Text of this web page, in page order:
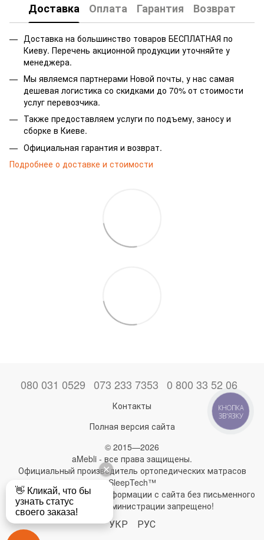
Доставка Оплата Гарантия Возврат
Доставка на большинство товаров БЕСПЛАТНАЯ по
Киеву. Перечень акционной продукции уточняйте у
менеджера.
Мы являемся партнерами Новой почты, у нас самая
дешевая логистика со скидками до 70% от стоимости
услуг перевозчика.
Также предоставляем услуги по подъему, заносу и
сборке в Киеве.
Официальная гарантия и возврат.
Подробнее о доставке и стоимости
080 031 0529 073 233 7353 0 800 33 52 06
Контакты
Полная версия сайта
© 2015—2026
aMebli - все права защищены.
Официальный производитель ортопедических матрасов
SleepTech™
Любое использование информации с сайта без письменного
разрешения администрации запрещено!
УКР РУС
КНОПКА
ЗВ'ЯЗКУ